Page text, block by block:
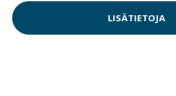
LISÄTIETOJA